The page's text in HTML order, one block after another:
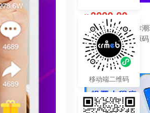
¥ 3000.00
好物盲盒开发制作
软件系统小程序源码
热度 42
移动端二维码